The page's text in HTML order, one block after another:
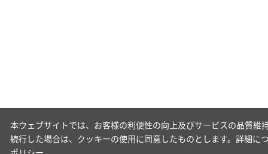
本ウェブサイトでは、お客様の利便性の向上及びサービスの品質
続行した場合は、クッキーの使用に同意したものとします。詳細